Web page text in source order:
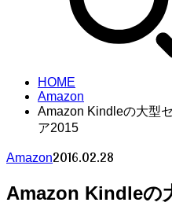
HOME
Amazon
Amazon Kindleの大型
ア2015
Amazon2016.02.28
Amazon Kindleの